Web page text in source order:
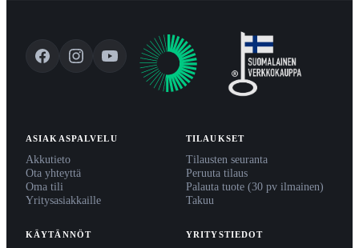
ASIAKASPALVELU
Akkutieto
Ota yhteyttä
Oma tili
Yritysasiakkaille
TILAUKSET
Tilausten seuranta
Peruuta tilaus
Palauta tuote (30 pv ilmainen)
Takuu
KÄYTÄNNÖT YRITYSTIEDOT